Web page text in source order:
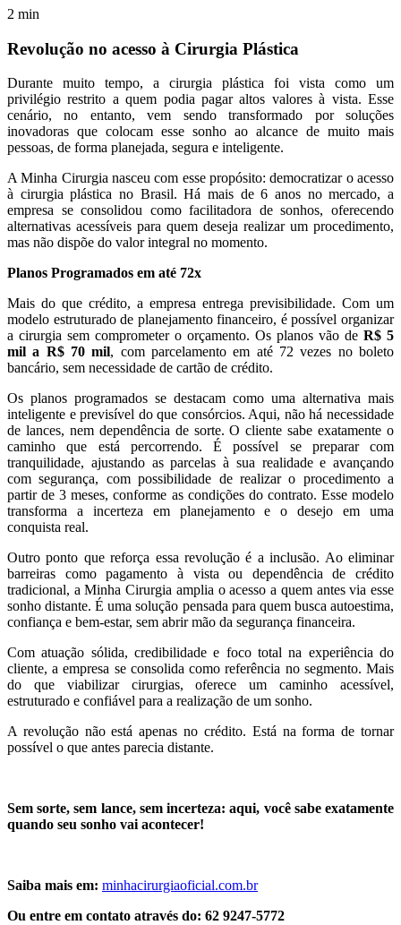
2 min
Revolução no acesso à Cirurgia Plástica
Durante muito tempo, a cirurgia plástica foi vista como um
privilégio restrito a quem podia pagar altos valores à vista. Esse
cenário, no entanto, vem sendo transformado por soluções
inovadoras que colocam esse sonho ao alcance de muito mais
pessoas, de forma planejada, segura e inteligente.
A Minha Cirurgia nasceu com esse propósito: democratizar o acesso
à cirurgia plástica no Brasil. Há mais de 6 anos no mercado, a
empresa se consolidou como facilitadora de sonhos, oferecendo
alternativas acessíveis para quem deseja realizar um procedimento,
mas não dispõe do valor integral no momento.
Planos Programados em até 72x
Mais do que crédito, a empresa entrega previsibilidade. Com um
modelo estruturado de planejamento financeiro, é possível organizar
a cirurgia sem comprometer o orçamento. Os planos vão de R$ 5
mil a R$ 70 mil, com parcelamento em até 72 vezes no boleto
bancário, sem necessidade de cartão de crédito.
Os planos programados se destacam como uma alternativa mais
inteligente e previsível do que consórcios. Aqui, não há necessidade
de lances, nem dependência de sorte. O cliente sabe exatamente o
caminho que está percorrendo. É possível se preparar com
tranquilidade, ajustando as parcelas à sua realidade e avançando
com segurança, com possibilidade de realizar o procedimento a
partir de 3 meses, conforme as condições do contrato. Esse modelo
transforma a incerteza em planejamento e o desejo em uma
conquista real.
Outro ponto que reforça essa revolução é a inclusão. Ao eliminar
barreiras como pagamento à vista ou dependência de crédito
tradicional, a Minha Cirurgia amplia o acesso a quem antes via esse
sonho distante. É uma solução pensada para quem busca autoestima,
confiança e bem-estar, sem abrir mão da segurança financeira.
Com atuação sólida, credibilidade e foco total na experiência do
cliente, a empresa se consolida como referência no segmento. Mais
do que viabilizar cirurgias, oferece um caminho acessível,
estruturado e confiável para a realização de um sonho.
A revolução não está apenas no crédito. Está na forma de tornar
possível o que antes parecia distante.
Sem sorte, sem lance, sem incerteza: aqui, você sabe exatamente
quando seu sonho vai acontecer!
Saiba mais em: minhacirurgiaoficial.com.br
Ou entre em contato através do: 62 9247-5772